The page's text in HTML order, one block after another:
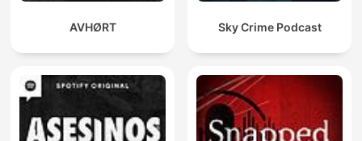
AVHØRT Sky Crime Podcast